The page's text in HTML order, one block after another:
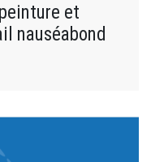
et
nauséabond